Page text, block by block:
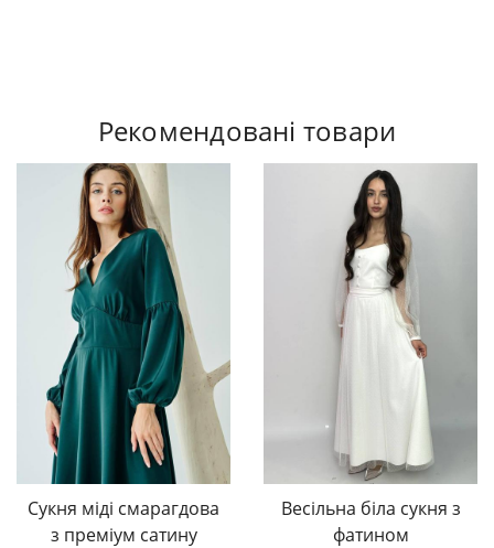
Рекомендовані товари
Сукня міді смарагдова
з преміум сатину
Весільна біла сукня з
фатином